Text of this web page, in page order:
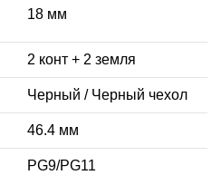
18 мм
2 конт + 2 земля
Черный / Черный чехол
46.4 мм
PG9/PG11